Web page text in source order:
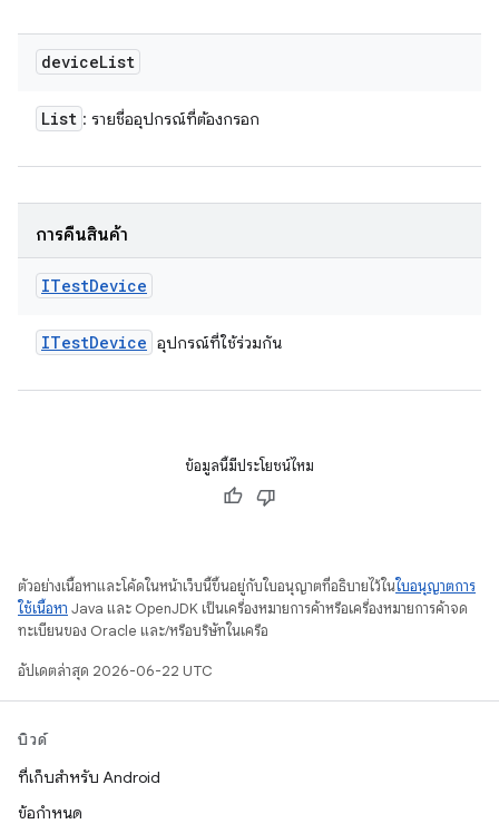
deviceList
List : รายชื่ออุปกรณ์ที่ต้องกรอก
การคืนสินค้า
ITestDevice
ITestDevice อุปกรณ์ที่ใช้ร่วมกัน
ข้อมูลนี้มีประโยชน์ไหม
ตัวอย่างเนื้อหาและโค้ดในหน้าเว็บนี้ขึ้นอยู่กับใบอนุญาตที่อธิบายไว้ในใบอนุญาตการ
ใช้เนื้อหา Java และ OpenJDK เป็นเครื่องหมายการค้าหรือเครื่องหมายการค้าจด
ทะเบียนของ Oracle และ/หรือบริษัทในเครือ
อัปเดตล่าสุด 2026-06-22 UTC
บิวด์
ที่เก็บสำหรับ Android
ข้อกำหนด